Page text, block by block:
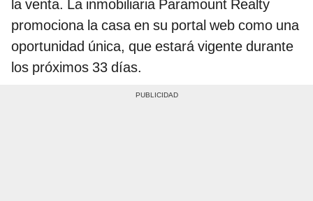
la venta. La inmobiliaria Paramount Realty
promociona la casa en su portal web como una
oportunidad única, que estará vigente durante
los próximos 33 días.